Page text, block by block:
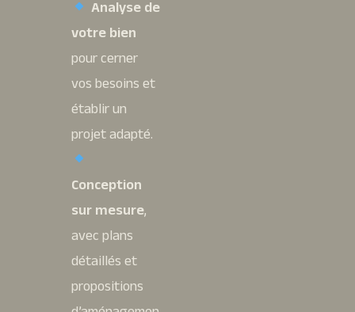
Analyse de
votre bien
pour cerner
vos besoins et
établir un
projet adapté.
Conception
sur mesure,
avec plans
détaillés et
propositions